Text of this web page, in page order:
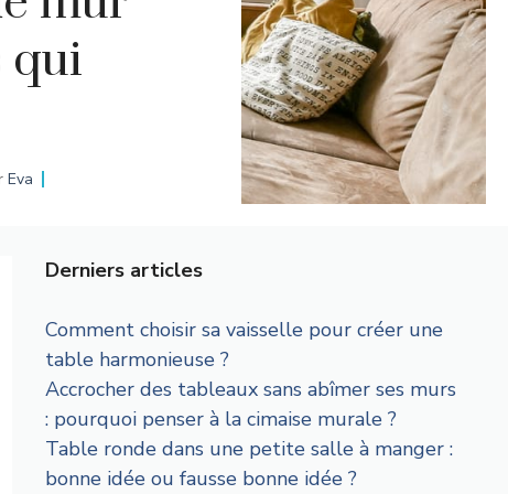
qui
Eva
Derniers articles
Comment choisir sa vaisselle pour créer une
table harmonieuse ?
Accrocher des tableaux sans abîmer ses murs
: pourquoi penser à la cimaise murale ?
Table ronde dans une petite salle à manger :
bonne idée ou fausse bonne idée ?